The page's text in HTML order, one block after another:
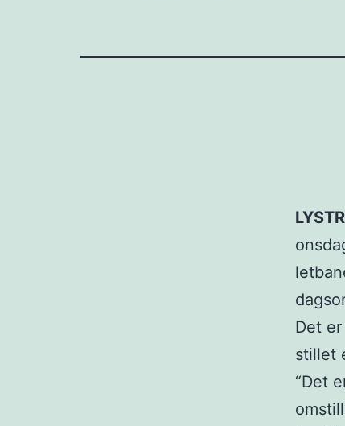
Det
stillet
“Det